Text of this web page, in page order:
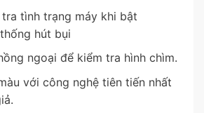
tình trạng máy khi bật
hút bụi
ngoại để kiểm tra hình chìm.
với công nghệ tiên tiến nhất